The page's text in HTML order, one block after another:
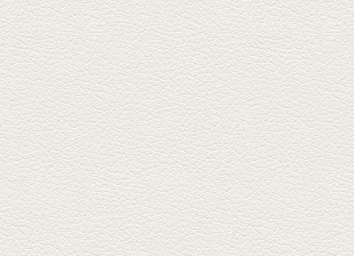
2025年2月7日放送
マグロのレアカツ＆合鴨
とカブのゆず煮
酒場通りの「料理屋じぃ」で昼
飲みの刻。「しろ」お湯割で店
主ご...
2025年1月17日放送
燻製ポーク＆特製和風石
焼おこげ
北区の飛田バイパスで人気の創
作家庭料理の店「ソラクル」
へ。「...
2024年12月27日放送
バーニャカウダ＆焼き鳥